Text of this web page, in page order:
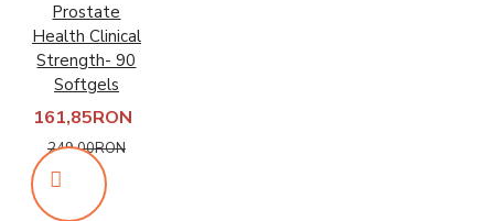
Prostate
Health Clinical
Strength- 90
Softgels
161,85RON
249,00RON